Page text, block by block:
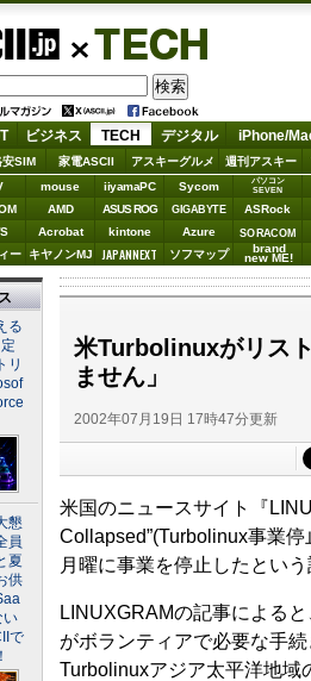
TECH
ビジネス TECH デジタル iPhone/
安SIM 家電ASCII アスキーグルメ 週刊アスキー
mouse iiyamaPC Sycom
パソコン
SEVEN
AMD ASUS ROG GIGABYTE ASRock
Acrobat kintone Azure SORACOM
ー キヤノンMJ JAPANNEXT ソフマップ brand
new ME!
米Turbolinuxがリス
ません」
2002年07月19日 17時47分更新
米国のニュースサイト『
Collapsed”(Turbolinux事業
月曜に事業を停止したという
LINUXGRAMの記事による
がボランティアで必要な手
Turbolinuxアジア太平洋地域
る
リ
懇
員
夏
供
い
で